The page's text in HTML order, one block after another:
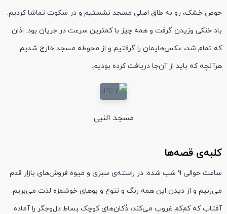
حوض خشک، رو به طاق اصلی مسجد نشستیم و در سکوت تماشا کردیم.
باد خنکی وزیدن گرفت و همه چیز با کمترین سرعت در جریان بود. اذان
که تمام شد، عکس‌هایمان را گرفتیم و از محوطه مسجد خارج شدیم.
هرآنچه که باید از آن‌جا دریافت کرده بودیم..
مسجد النبی
کلبه‌ی قصه‌ها
ساعت حوالی 9 شب شده. در راسته‌ی سبزی و میوه فروش‌های بازار قدم
می‌زنیم و از دیدن این همه رنگ و تنوع و بوهای خوشمزه لذت می‌بریم.
آفتاب که کم‌کم غروب می‌کند، دُکان‌های کوچک بساط دل‌و‌جگر را آماده